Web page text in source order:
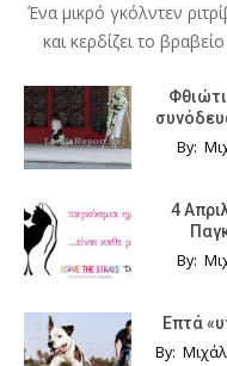
Ένα μικρό γκόλντεν
και κερδίζει το
By:
4
By:
Επτά
By: